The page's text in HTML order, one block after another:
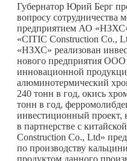
Губернатор Юрий Берг
вопросу сотрудничества
предприятием АО
«CITIC Construction Co.,
«НЗХС» реализован
нового предприятия
инновационной
алюминотермический
240 тонн в год, окись
тонн в год,
инвестиционный проект,
в партнерстве с
Construction Co., Ltd»
по производству
продуктом данного